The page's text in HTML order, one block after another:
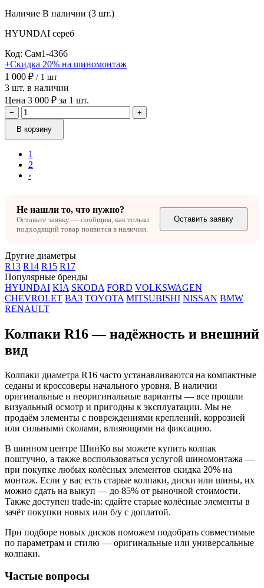
Наличие В наличии (3 шт.)
HYUNDAI сереб
Код: Сам1-4366
+Скидка 20% на шиномонтаж
1 000 ₽ / 1 шт
3 шт. в наличии
Цена 3 000 ₽ за 1 шт.
−
+
В корзину
1
2
›
Не нашли то, что нужно?
Оставьте заявку — сообщим, как только
подходящий товар появится в наличии.
Оставить заявку
Другие диаметры
R13 R14 R15 R17
Популярные бренды
HYUNDAI KIA SKODA FORD VOLKSWAGEN
CHEVROLET ВАЗ TOYOTA MITSUBISHI NISSAN BMW
RENAULT
Колпаки R16 — надёжность и внешний
вид
Колпаки диаметра R16 часто устанавливаются на компактные
седаны и кроссоверы начального уровня. В наличии
оригинальные и неоригинальные варианты — все прошли
визуальный осмотр и пригодны к эксплуатации. Мы не
продаём элементы с повреждениями креплений, коррозией
или сильными сколами, влияющими на фиксацию.
В шинном центре ШинКо вы можете купить колпак
поштучно, а также воспользоваться услугой шиномонтажа —
при покупке любых колёсных элементов скидка 20% на
монтаж. Если у вас есть старые колпаки, диски или шины, их
можно сдать на выкуп — до 85% от рыночной стоимости.
Также доступен trade-in: сдайте старые колёсные элементы в
зачёт покупки новых или б/у с доплатой.
При подборе новых дисков поможем подобрать совместимые
по параметрам и стилю — оригинальные или универсальные
колпаки.
Частые вопросы